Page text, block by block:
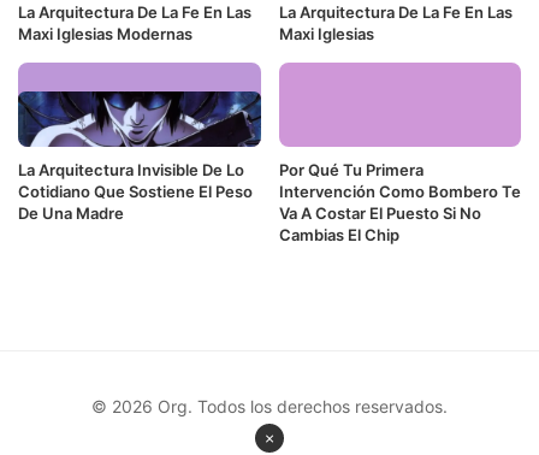
La Arquitectura De La Fe En Las
Maxi Iglesias Modernas
La Arquitectura De La Fe En Las
Maxi Iglesias
La Arquitectura Invisible De Lo
Cotidiano Que Sostiene El Peso
De Una Madre
Por Qué Tu Primera
Intervención Como Bombero Te
Va A Costar El Puesto Si No
Cambias El Chip
×
© 2026 Org. Todos los derechos reservados.